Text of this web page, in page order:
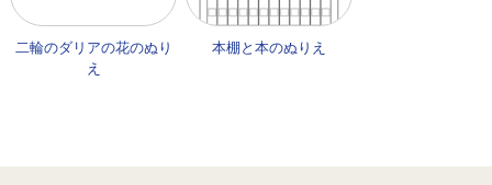
二輪のダリアの花のぬり
え
本棚と本のぬりえ